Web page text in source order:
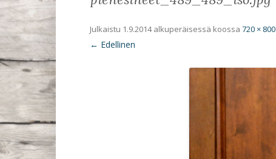
Julkaistu 1.9.2014alkuperäisessä koossa 720 × 800
← Edellinen